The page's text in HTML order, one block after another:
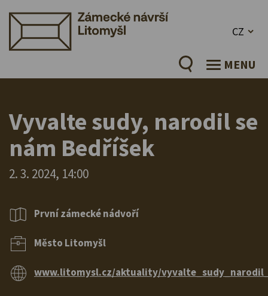
CZ
MENU
Vyvalte sudy, narodil se
nám Bedříšek
2. 3. 2024, 14:00
První zámecké nádvoří
Město Litomyšl
www.litomysl.cz/aktuality/